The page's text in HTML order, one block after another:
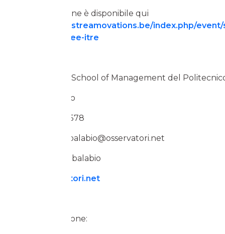
L’intera audizione è disponibile qui
http://web.ep.streamovations.be/index.php/event/
1500-committee-itre
Ufficio stampa School of Management del
Barbara Balabio
Tel.: 02 2399 9578
email barbara.balabio@osservatori.net
Skype barbara.balabio
www.osservatori.net
d’I Comunicazione: